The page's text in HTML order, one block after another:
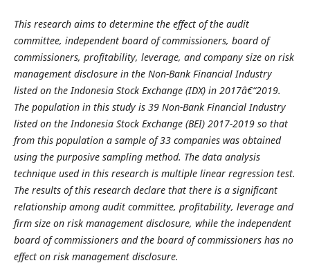
This research aims to determine the effect of the audit
committee, independent board of commissioners, board of
commissioners, profitability, leverage, and company size on risk
management disclosure in the Non-Bank Financial Industry
listed on the Indonesia Stock Exchange (IDX) in 2017â€“2019.
The population in this study is 39 Non-Bank Financial Industry
listed on the Indonesia Stock Exchange (BEI) 2017-2019 so that
from this population a sample of 33 companies was obtained
using the purposive sampling method. The data analysis
technique used in this research is multiple linear regression test.
The results of this research declare that there is a significant
relationship among audit committee, profitability, leverage and
firm size on risk management disclosure, while the independent
board of commissioners and the board of commissioners has no
effect on risk management disclosure.